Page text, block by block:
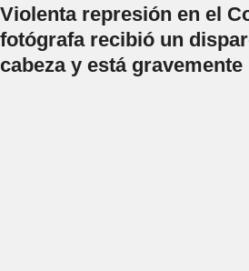
Violenta represión en el
fotógrafa recibió un
cabeza y está gravemente